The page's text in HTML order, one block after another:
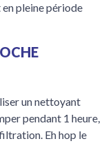
pleine période
un nettoyant
pendant 1 heure,
Eh hop le